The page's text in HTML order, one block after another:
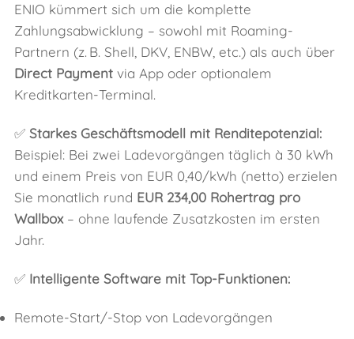
ENIO kümmert sich um die komplette
Zahlungsabwicklung – sowohl mit Roaming-
Partnern (z. B. Shell, DKV, ENBW, etc.) als auch über
Direct Paymentvia App oder optionalem
Kreditkarten-Terminal.
✅ Starkes Geschäftsmodell mit Renditepotenzial:
Beispiel: Bei zwei Ladevorgängen täglich à 30 kWh
und einem Preis von EUR 0,40/kWh (netto) erzielen
Sie monatlich rund EUR 234,00 Rohertrag pro
Wallbox– ohne laufende Zusatzkosten im ersten
Jahr.
✅ Intelligente Software mit Top-Funktionen:
Remote-Start/-Stop von Ladevorgängen